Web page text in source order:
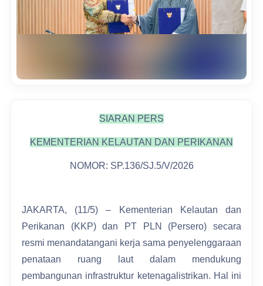
SIARAN PERS
KEMENTERIAN KELAUTAN DAN PERIKANAN
NOMOR: SP.136/SJ.5/V/2026
JAKARTA, (11/5) – Kementerian Kelautan dan
Perikanan (KKP) dan PT PLN (Persero) secara
resmi menandatangani kerja sama penyelenggaraan
penataan ruang laut dalam mendukung
pembangunan infrastruktur ketenagalistrikan. Hal ini